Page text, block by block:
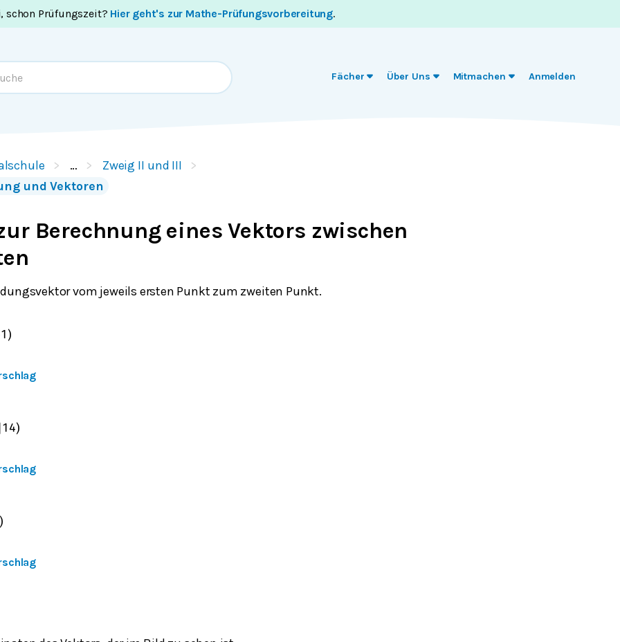
schon Prüfungszeit? Hier geht's zur Mathe-Prüfungsvorbereitung.
Fächer Über Uns Mitmachen Anmelden
…
Zweig II und III
und Vektoren
Berechnung eines Vektors zwischen
vom jeweils ersten Punkt zum zweiten Punkt.
1 )
14)
)